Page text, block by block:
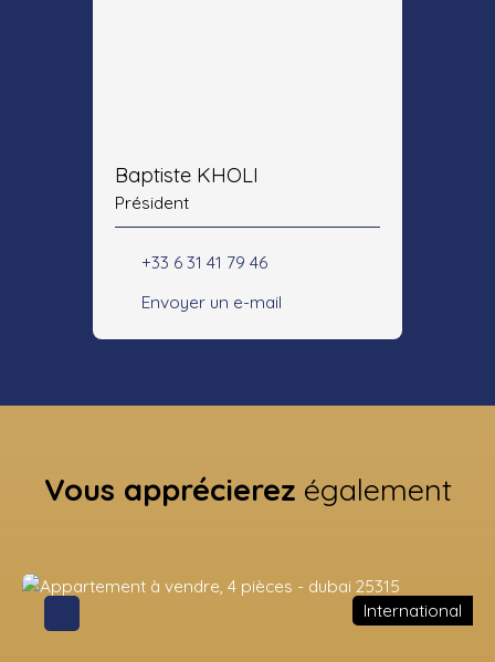
Baptiste KHOLI
Président
+33 6 31 41 79 46
Envoyer un e-mail
Vous apprécierez également
International